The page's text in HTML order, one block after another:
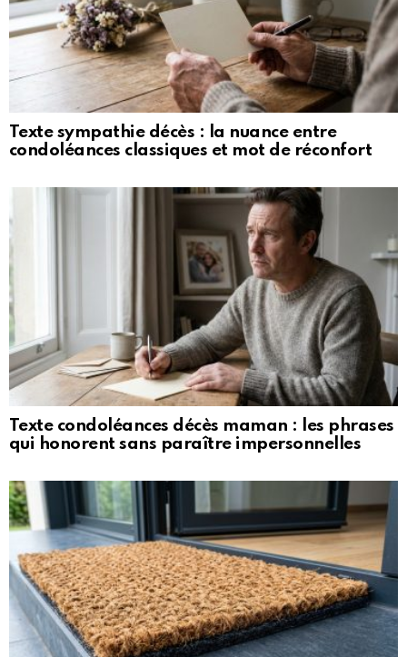
Texte sympathie décès : la nuance entre
condoléances classiques et mot de réconfort
Texte condoléances décès maman : les phrases
qui honorent sans paraître impersonnelles